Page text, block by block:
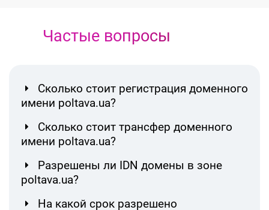
Частые вопросы
Сколько стоит регистрация доменного
имени poltava.ua?
Сколько стоит трансфер доменного
имени poltava.ua?
Разрешены ли IDN домены в зоне
poltava.ua?
На какой срок разрешено